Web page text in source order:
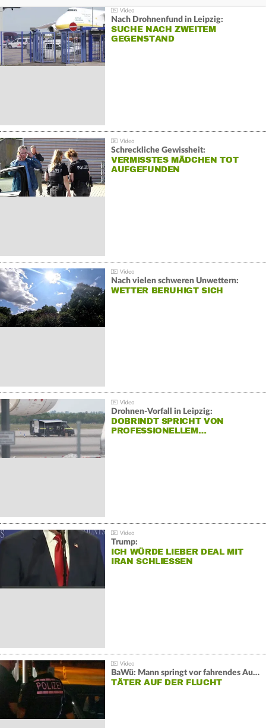
Nach Drohnenfund in Leipzig:
SUCHE NACH ZWEITEM
GEGENSTAND
Schreckliche Gewissheit:
VERMISSTES MÄDCHEN TOT
AUFGEFUNDEN
Nach vielen schweren Unwettern:
WETTER BERUHIGT SICH
Drohnen-Vorfall in Leipzig:
DOBRINDT SPRICHT VON
PROFESSIONELLEM…
Trump:
ICH WÜRDE LIEBER DEAL MIT
IRAN SCHLIESSEN
BaWü: Mann springt vor fahrendes Auto und schießt
TÄTER AUF DER FLUCHT